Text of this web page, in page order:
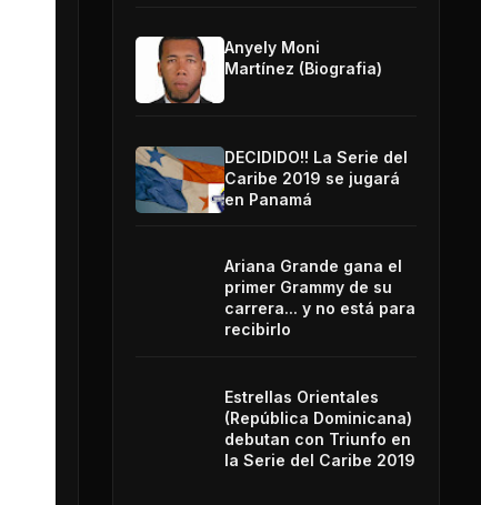
Anyely Moni
Martínez (Biografia)
DECIDIDO!! La Serie del
Caribe 2019 se jugará
en Panamá
Ariana Grande gana el
primer Grammy de su
carrera... y no está para
recibirlo
Estrellas Orientales
(República Dominicana)
debutan con Triunfo en
la Serie del Caribe 2019